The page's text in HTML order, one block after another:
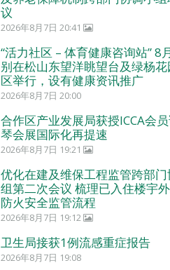
议
2026年8月7日 20:41
“活力社区 – 体育健康咨询站” 8
别在松山东望洋眺望台及绿杨
区举行，设有健康资讯推广
2026年8月7日 20:00
合作区产业发展局获授ICCA会
琴会展国际化再提速
2026年8月7日 19:21
优化在建及维保工程监管跨部
组第二次会议 梳理已入住楼宇
防火安全监管流程
2026年8月7日 19:12
卫生局接获1例流感重症报告
2026年8月7日 19:08